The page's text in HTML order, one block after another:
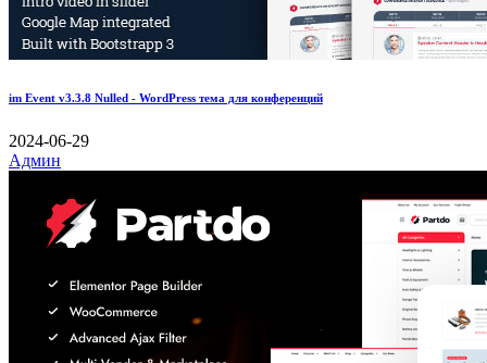
im Event v3.3.8 Nulled - WordPress тема для конференций
2024-06-29
Админ